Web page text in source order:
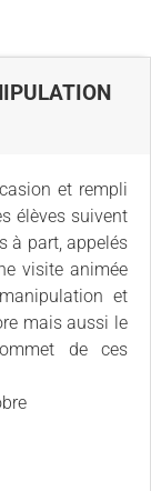
et rempli
élèves suivent
à part, appelés
visite animée
et
mais aussi le
de ces